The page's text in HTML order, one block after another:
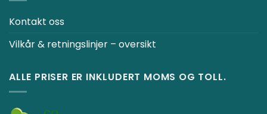
Kontakt oss
Vilkår & retningslinjer – oversikt
ALLE PRISER ER INKLUDERT MOMS OG TOLL.